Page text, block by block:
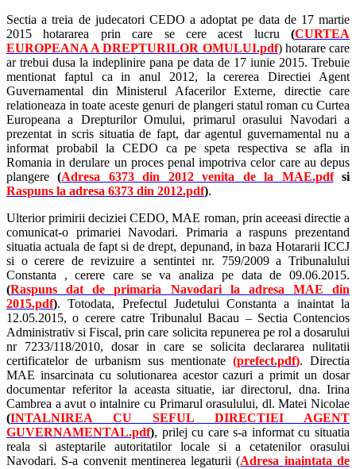
Sectia a treia de judecatori CEDO a adoptat pe data de 17 martie
2015 hotararea prin care se cere acest lucru (CURTEA
EUROPEANA A DREPTURILOR OMULUI.pdf) hotarare care
ar trebui dusa la indeplinire pana pe data de 17 iunie 2015. Trebuie
mentionat faptul ca in anul 2012, la cererea Directiei Agent
Guvernamental din Ministerul Afacerilor Externe, directie care
relationeaza in toate aceste genuri de plangeri statul roman cu Curtea
Europeana a Drepturilor Omului, primarul orasului Navodari a
prezentat in scris situatia de fapt, dar agentul guvernamental nu a
informat probabil la CEDO ca pe speta respectiva se afla in
Romania in derulare un proces penal impotriva celor care au depus
plangere(Adresa 6373 din 2012 venita de la MAE.pdfsi
Raspuns la adresa 6373 din 2012.pdf).
Ulterior primirii deciziei CEDO, MAE roman, prin aceeasi directie a
comunicat-o primariei Navodari. Primaria a raspuns prezentand
situatia actuala de fapt si de drept, depunand, in baza Hotararii ICCJ
si o cerere de revizuire a sentintei nr. 759/2009 a Tribunalului
Constanta , cerere care se va analiza pe data de 09.06.2015.
(Raspuns dat de primaria Navodari la adresa MAE din
2015.pdf). Totodata, Prefectul Judetului Constanta a inaintat la
12.05.2015, o cerere catre Tribunalul Bacau – Sectia Contencios
Administrativ si Fiscal, prin care solicita repunerea pe rol a dosarului
nr 7233/118/2010, dosar in care se solicita declararea nulitatii
certificatelor de urbanism sus mentionate (prefect.pdf). Directia
MAE insarcinata cu solutionarea acestor cazuri a primit un dosar
documentar referitor la aceasta situatie, iar directorul, dna. Irina
Cambrea a avut o intalnire cu Primarul orasulului, dl. Matei Nicolae
(INTALNIREA CU SEFUL DIRECTIEI AGENT
GUVERNAMENTAL.pdf), prilej cu care s-a informat cu situatia
reala si asteptarile autoritatilor locale si a cetatenilor orasului
Navodari. S-a convenit mentinerea legaturii (Adresa inaintata de